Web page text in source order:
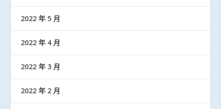
2022 年 5 月
2022 年 4 月
2022 年 3 月
2022 年 2 月